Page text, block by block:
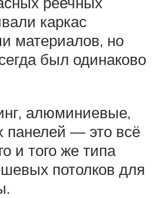
каркас
материалов, но
был одинаково
алюминиевые,
панелей — это всё
и того же типа
потолков для